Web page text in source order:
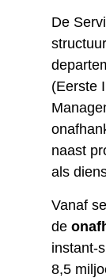
De
(Eerste
naast
als
Vanaf
de
instant-
8,5